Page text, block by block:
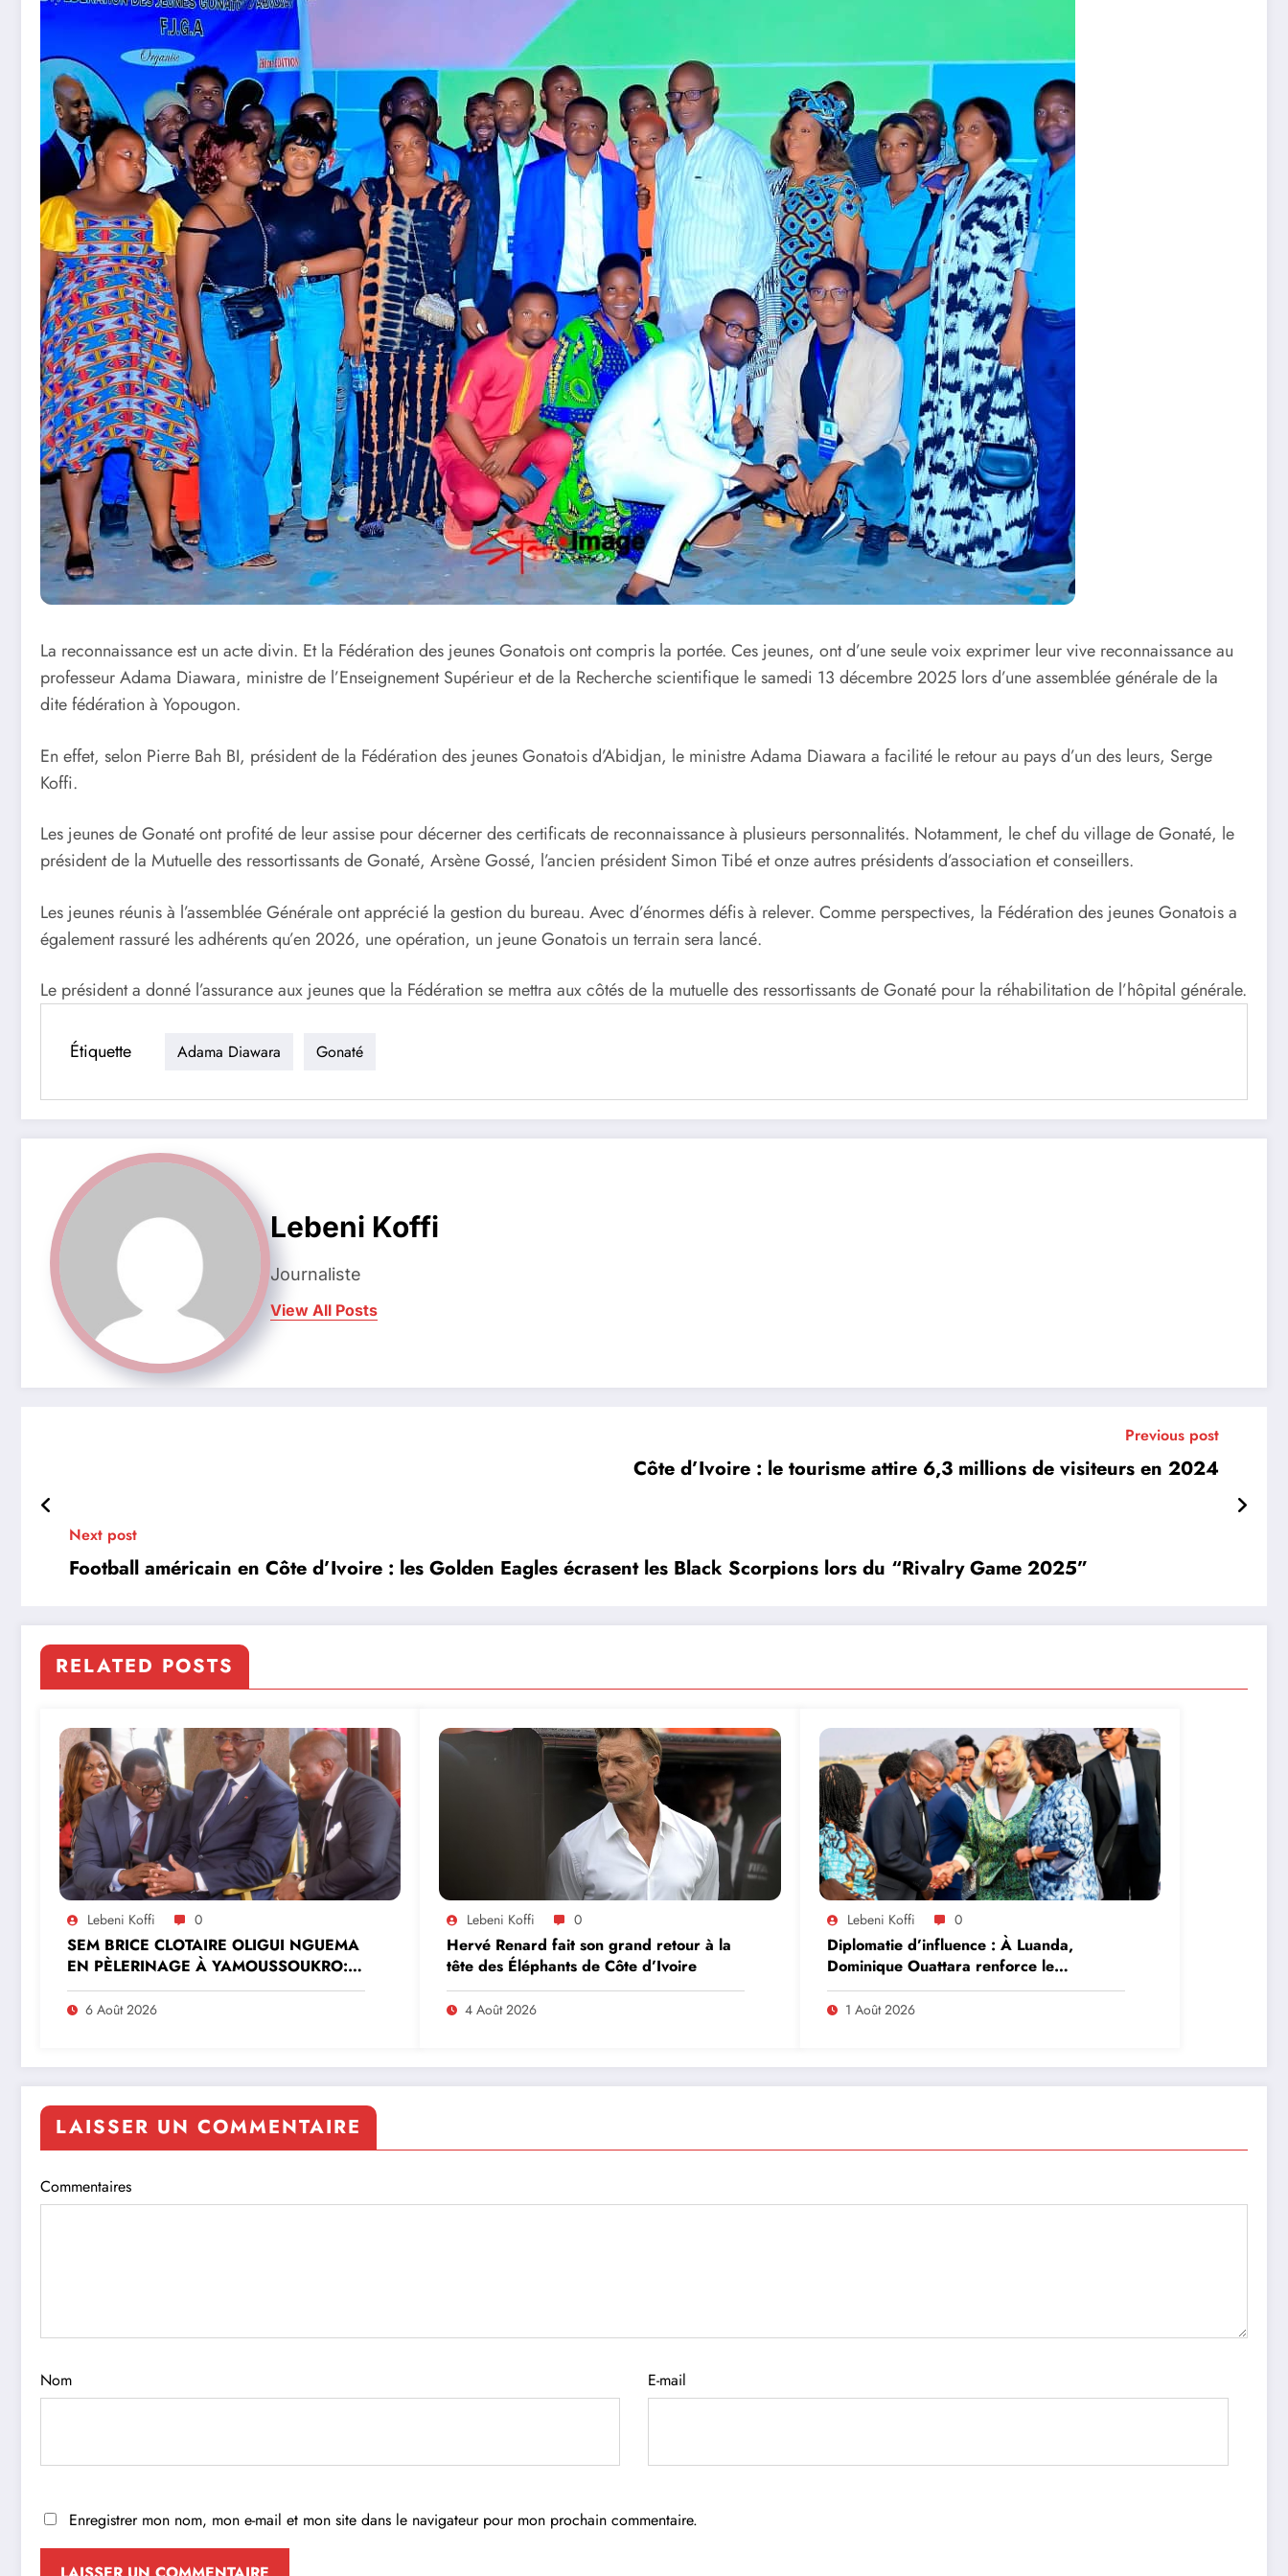
La reconnaissance est un acte divin. Et la Fédération des jeunes Gonatois ont compris la portée. Ces jeunes, ont d’une seule voix exprimer leur vive reconnaissance au
professeur Adama Diawara, ministre de l’Enseignement Supérieur et de la Recherche scientifique le samedi 13 décembre 2025 lors d’une assemblée générale de la
dite fédération à Yopougon.
En effet, selon Pierre Bah BI, président de la Fédération des jeunes Gonatois d’Abidjan, le ministre Adama Diawara a facilité le retour au pays d’un des leurs, Serge
Koffi.
Les jeunes de Gonaté ont profité de leur assise pour décerner des certificats de reconnaissance à plusieurs personnalités. Notamment, le chef du village de Gonaté, le
président de la Mutuelle des ressortissants de Gonaté, Arsène Gossé, l’ancien président Simon Tibé et onze autres présidents d’association et conseillers.
Les jeunes réunis à l’assemblée Générale ont apprécié la gestion du bureau. Avec d’énormes défis à relever. Comme perspectives, la Fédération des jeunes Gonatois a
également rassuré les adhérents qu’en 2026, une opération, un jeune Gonatois un terrain sera lancé.
Le président a donné l’assurance aux jeunes que la Fédération se mettra aux côtés de la mutuelle des ressortissants de Gonaté pour la réhabilitation de l’hôpital générale.
Étiquette Adama Diawara Gonaté
Lebeni Koffi
Journaliste
View All Posts
Previous post
Côte d’Ivoire : le tourisme attire 6,3 millions de visiteurs en 2024
Next post
Football américain en Côte d’Ivoire : les Golden Eagles écrasent les Black Scorpions lors du “Rivalry Game 2025”
RELATED POSTS
Lebeni Koffi 0
SEM BRICE CLOTAIRE OLIGUI NGUEMA
EN PÈLERINAGE À YAMOUSSOUKRO:LE
MINISTRE PAULIN CLAUDE DANHO
PREND PART À LA CÉRÉMONIE
6 Août 2026
Lebeni Koffi 0
Hervé Renard fait son grand retour à la
tête des Éléphants de Côte d’Ivoire
4 Août 2026
Lebeni Koffi 0
Diplomatie d’influence : À Luanda,
Dominique Ouattara renforce le
leadership solidaire de la Côte d’Ivoire
en Afrique
1 Août 2026
LAISSER UN COMMENTAIRE
Commentaires
Nom E-mail
Enregistrer mon nom, mon e-mail et mon site dans le navigateur pour mon prochain commentaire.